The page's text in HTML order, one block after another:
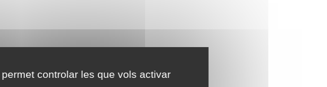
controlar les que vols activar